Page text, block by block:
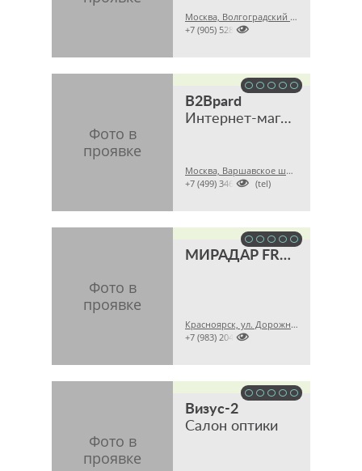
Москва, Волгоградский пр., 45А

+7 (905) 5285511
B2Bpard
Интернет-магазин
Москва, Варшавское шоссе, 28A

+7 (499) 3468121 (tel)
МИРАДАР FROCHI
Красноярск, ул. Дорожная, 16, пом. 1

+7 (983) 2042447
Визус-2
Салон оптики